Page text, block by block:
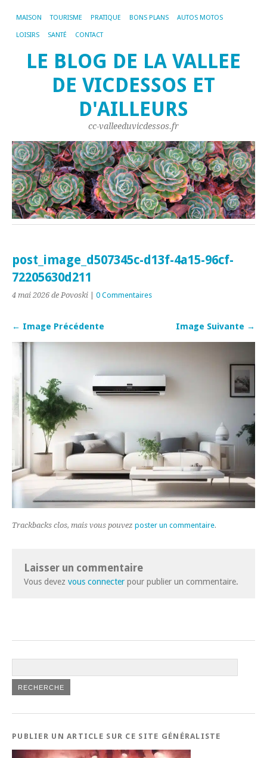
MAISON TOURISME PRATIQUE BONS PLANS AUTOS MOTOS
LOISIRS SANTÉ CONTACT
LE BLOG DE LA VALLEE
DE VICDESSOS ET
D'AILLEURS
cc-valleeduvicdessos.fr
post_image_d507345c-d13f-4a15-96cf-
72205630d211
4 mai 2026 de Povoski | 0 Commentaires
← Image Précédente Image Suivante →
Trackbacks clos, mais vous pouvez poster un commentaire.
Laisser un commentaire
Vous devez vous connecter pour publier un commentaire.
PUBLIER UN ARTICLE SUR CE SITE GÉNÉRALISTE